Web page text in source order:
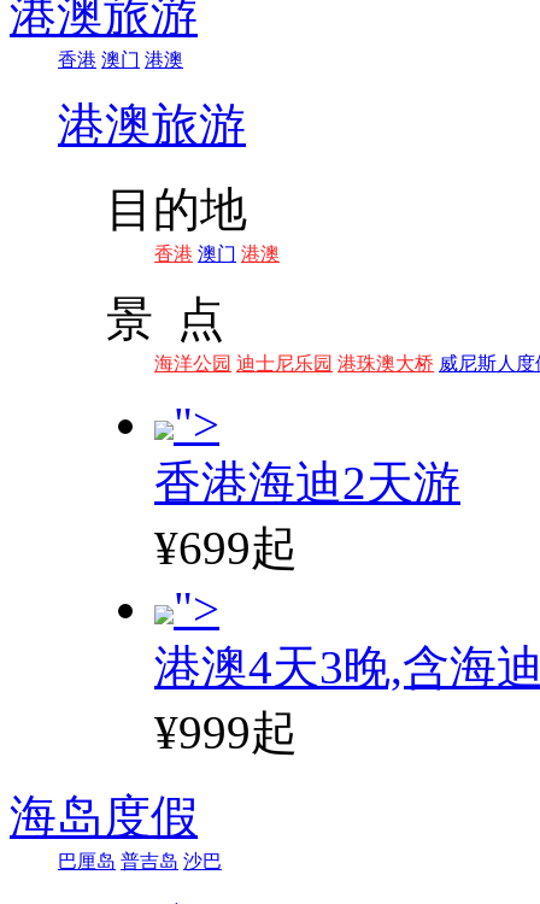
港澳旅游
香港 澳门 港澳
港澳旅游
目的地
香港 澳门 港澳
景 点
海洋公园 迪士尼乐园 港珠澳大桥 威尼斯人度
">
香港海迪2天游
¥699起
">
港澳4天3晚,含海
¥999起
海岛度假
巴厘岛 普吉岛 沙巴